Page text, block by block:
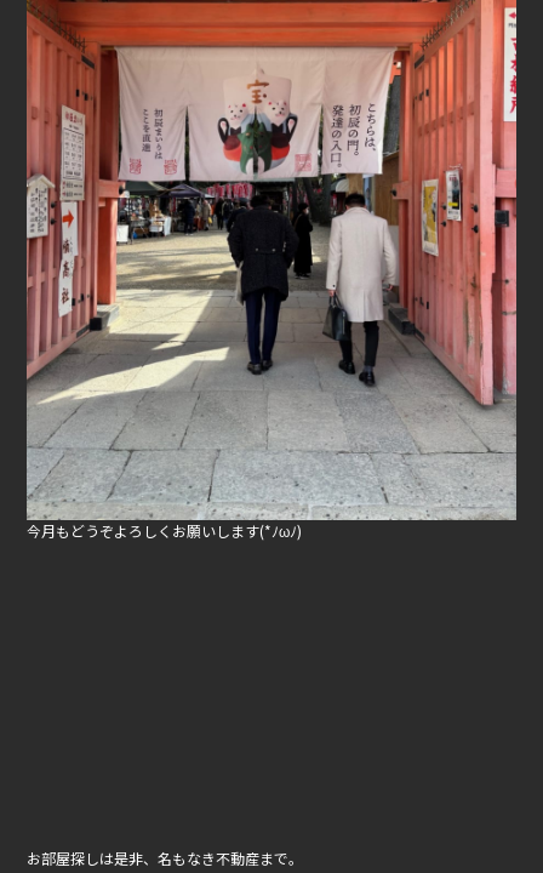
今月もどうぞよろしくお願いします(*ﾉωﾉ)
お部屋探しは是非、名もなき不動産まで。